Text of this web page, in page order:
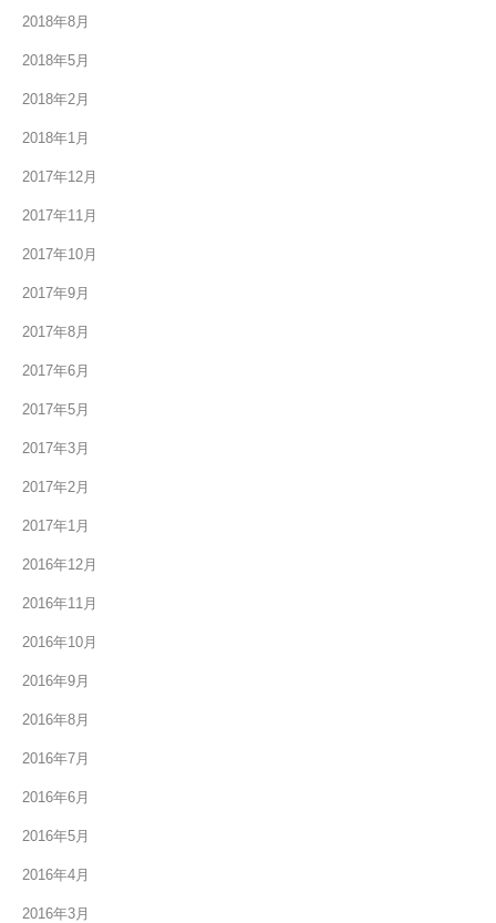
2018年8月
2018年5月
2018年2月
2018年1月
2017年12月
2017年11月
2017年10月
2017年9月
2017年8月
2017年6月
2017年5月
2017年3月
2017年2月
2017年1月
2016年12月
2016年11月
2016年10月
2016年9月
2016年8月
2016年7月
2016年6月
2016年5月
2016年4月
2016年3月